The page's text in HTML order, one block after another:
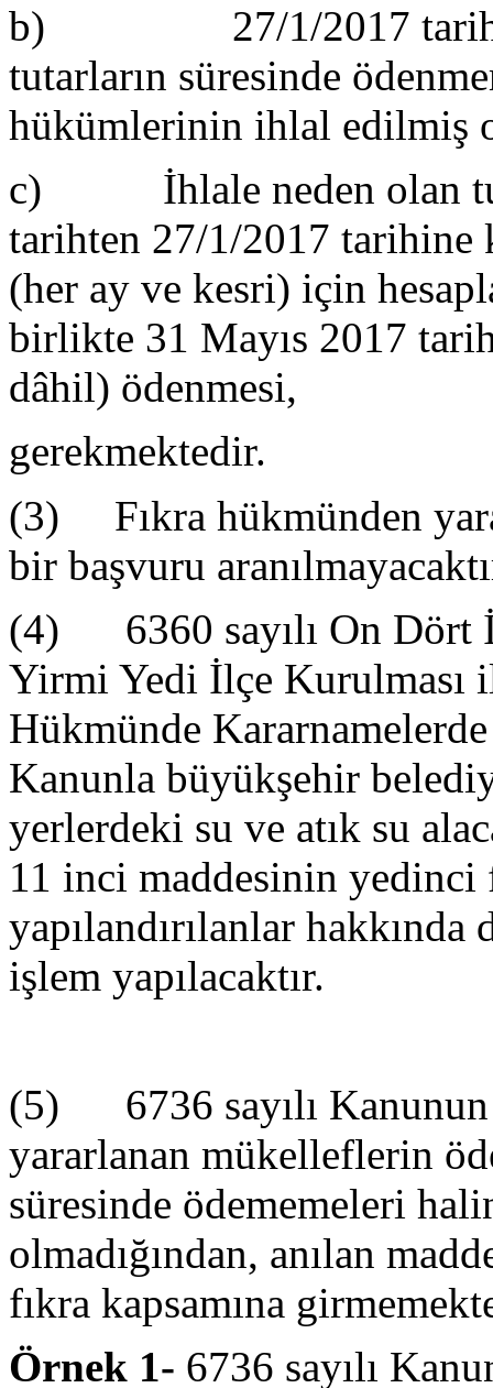
b) 27/1/2017 tarihi
tutarların süresinde
hükümlerinin ihlal edilmiş
c) İhlale neden olan
tarihten 27/1/2017 tarihine
(her ay ve kesri) için
birlikte 31 Mayıs 2017
dâhil) ödenmesi,
gerekmektedir.
(3) Fıkra hükmünden
bir başvuru
(4) 6360 sayılı On Dört
Yirmi Yedi İlçe Kurulması
Hükmünde
Kanunla büyükşehir
yerlerdeki su ve atık su
11 inci maddesinin yedinci
yapılandırılanlar
işlem yapılacaktır.
(5) 6736 sayılı Kanunun
yararlanan mükelleflerin
süresinde ödememeleri
olmadığından, anılan
fıkra kapsamına
Örnek 1- 6736 sayılı